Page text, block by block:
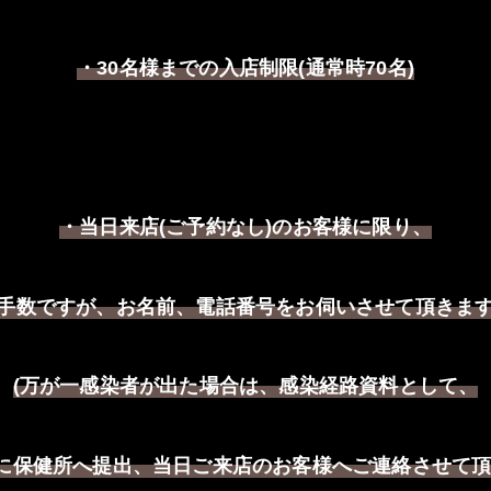
・30名様までの入店制限(通常時70名)
・当日来店(ご予約なし)のお客様に限り、
数ですが、お名前、電話番号をお伺いさせて頂きま
(万が一感染者が出た場合は、感染経路資料として、
保健所へ提出、当日ご来店のお客様へご連絡させて